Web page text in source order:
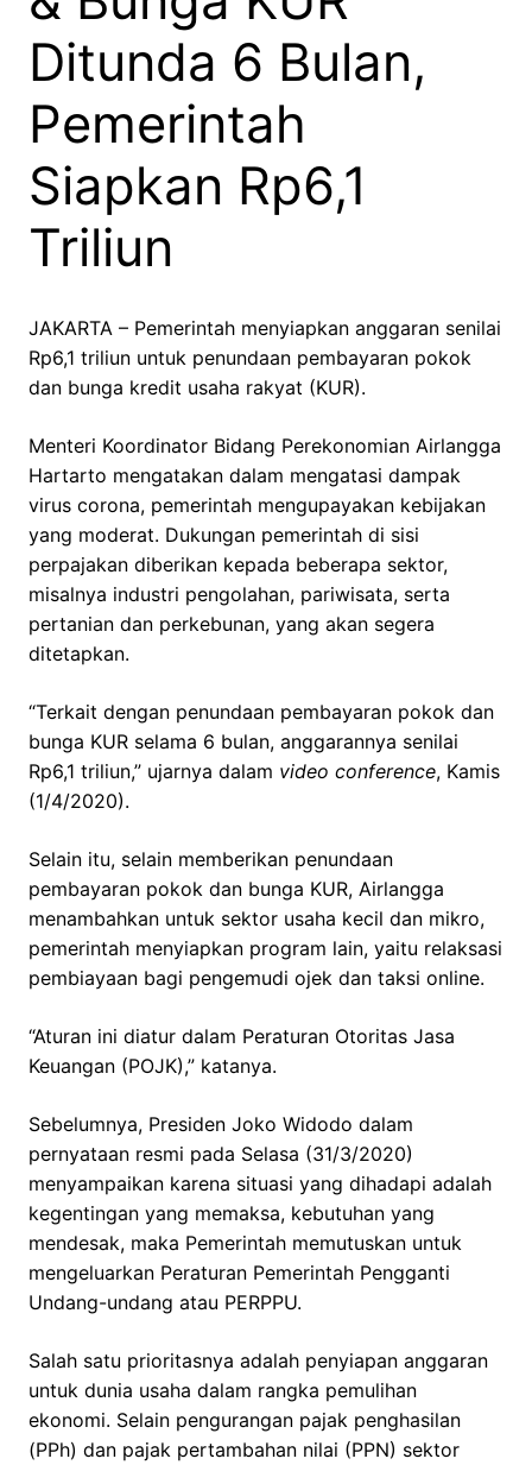
Ditunda 6 Bulan,
Pemerintah
Siapkan Rp6,1
Triliun
JAKARTA – Pemerintah menyiapkan anggaran senilai
Rp6,1 triliun untuk penundaan pembayaran pokok
dan bunga kredit usaha rakyat (KUR).
Menteri Koordinator Bidang Perekonomian Airlangga
Hartarto mengatakan dalam mengatasi dampak
virus corona, pemerintah mengupayakan kebijakan
yang moderat. Dukungan pemerintah di sisi
perpajakan diberikan kepada beberapa sektor,
misalnya industri pengolahan, pariwisata, serta
pertanian dan perkebunan, yang akan segera
ditetapkan.
“Terkait dengan penundaan pembayaran pokok dan
bunga KUR selama 6 bulan, anggarannya senilai
Rp6,1 triliun,” ujarnya dalam video conference, Kamis
(1/4/2020).
Selain itu, selain memberikan penundaan
pembayaran pokok dan bunga KUR, Airlangga
menambahkan untuk sektor usaha kecil dan mikro,
pemerintah menyiapkan program lain, yaitu relaksasi
pembiayaan bagi pengemudi ojek dan taksi online.
“Aturan ini diatur dalam Peraturan Otoritas Jasa
Keuangan (POJK),” katanya.
Sebelumnya, Presiden Joko Widodo dalam
pernyataan resmi pada Selasa (31/3/2020)
menyampaikan karena situasi yang dihadapi adalah
kegentingan yang memaksa, kebutuhan yang
mendesak, maka Pemerintah memutuskan untuk
mengeluarkan Peraturan Pemerintah Pengganti
Undang-undang atau PERPPU.
Salah satu prioritasnya adalah penyiapan anggaran
untuk dunia usaha dalam rangka pemulihan
ekonomi. Selain pengurangan pajak penghasilan
(PPh) dan pajak pertambahan nilai (PPN) sektor